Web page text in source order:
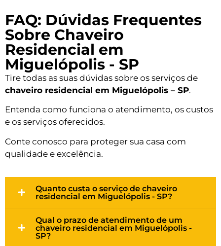
FAQ: Dúvidas Frequentes
Sobre Chaveiro
Residencial em
Miguelópolis - SP
Tire todas as suas dúvidas sobre os serviços de
chaveiro residencial em Miguelópolis – SP.
Entenda como funciona o atendimento, os custos
e os serviços oferecidos.
Conte conosco para proteger sua casa com
qualidade e excelência.
Quanto custa o serviço de chaveiro
residencial em Miguelópolis - SP?
Qual o prazo de atendimento de um
chaveiro residencial em Miguelópolis -
SP?